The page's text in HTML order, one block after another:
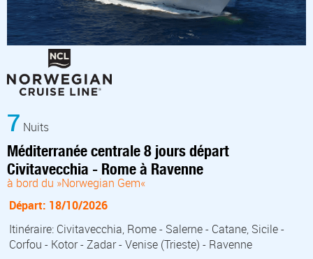
7 Nuits
Méditerranée centrale 8 jours départ
Civitavecchia - Rome à Ravenne
à bord du »Norwegian Gem«
Départ: 18/10/2026
Itinéraire: Civitavecchia, Rome - Salerne - Catane, Sicile -
Corfou - Kotor - Zadar - Venise (Trieste) - Ravenne